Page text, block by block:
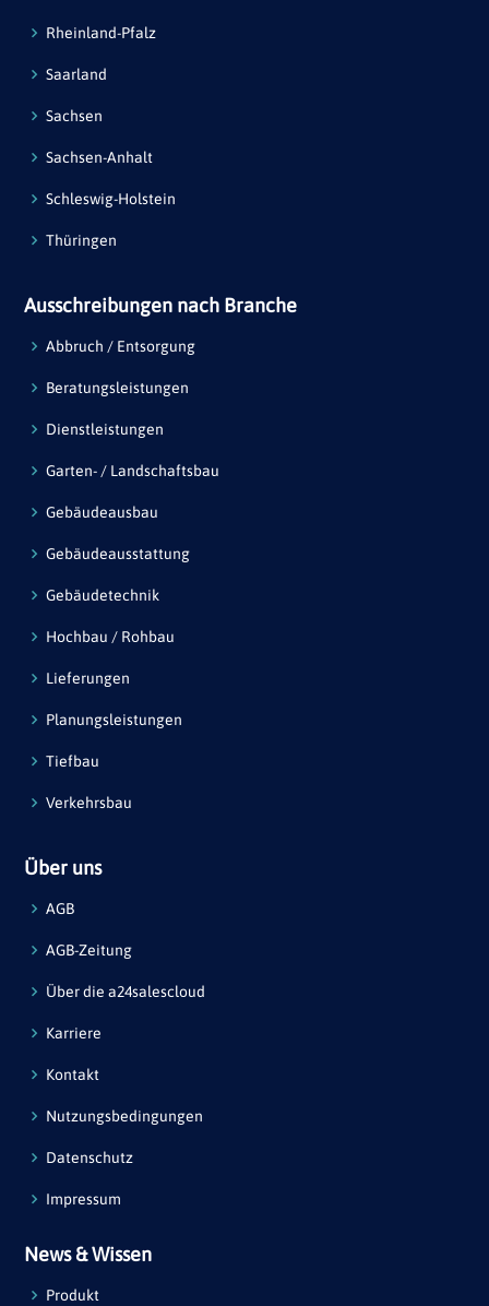
Rheinland-Pfalz
Saarland
Sachsen
Sachsen-Anhalt
Schleswig-Holstein
Thüringen
Ausschreibungen nach Branche
Abbruch / Entsorgung
Beratungsleistungen
Dienstleistungen
Garten- / Landschaftsbau
Gebäudeausbau
Gebäudeausstattung
Gebäudetechnik
Hochbau / Rohbau
Lieferungen
Planungsleistungen
Tiefbau
Verkehrsbau
Über uns
AGB
AGB-Zeitung
Über die a24salescloud
Karriere
Kontakt
Nutzungsbedingungen
Datenschutz
Impressum
News & Wissen
Produkt